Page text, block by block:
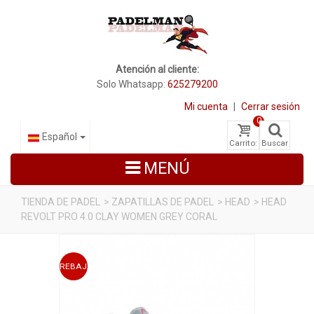
Atención al cliente:
Solo Whatsapp: 625279200
Mi cuenta Cerrar sesión
Carrito:
0
Buscar
Español
MENÚ
ZAPATILLAS DE PADEL
TIENDA DE PADEL > ZAPATILLAS DE PADEL > HEAD > HEAD
REVOLT PRO 4.0 CLAY WOMEN GREY CORAL
REBAJADO